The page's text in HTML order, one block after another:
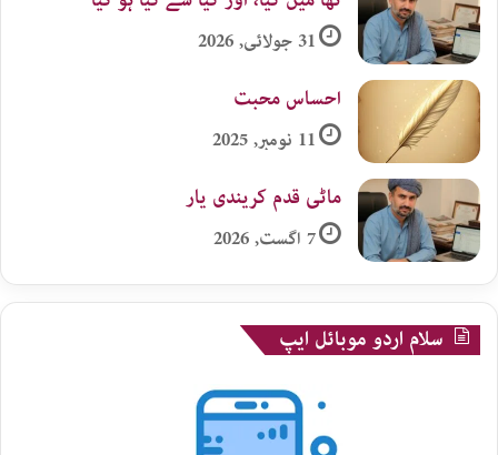
31 جولائی, 2026
احساس محبت
11 نومبر, 2025
ماٹی قدم کریندی یار
7 اگست, 2026
سلام اردو موبائل ایپ